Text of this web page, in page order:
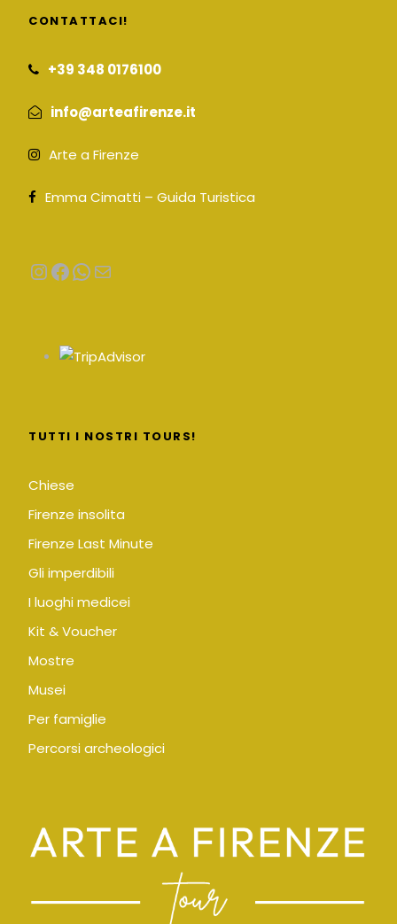
CONTATTACI!
+39 348 0176100
info@arteafirenze.it
Arte a Firenze
Emma Cimatti – Guida Turistica
InstagramFacebook WhatsApp Email
TUTTI I NOSTRI TOURS!
Chiese
Firenze insolita
Firenze Last Minute
Gli imperdibili
I luoghi medicei
Kit & Voucher
Mostre
Musei
Per famiglie
Percorsi archeologici